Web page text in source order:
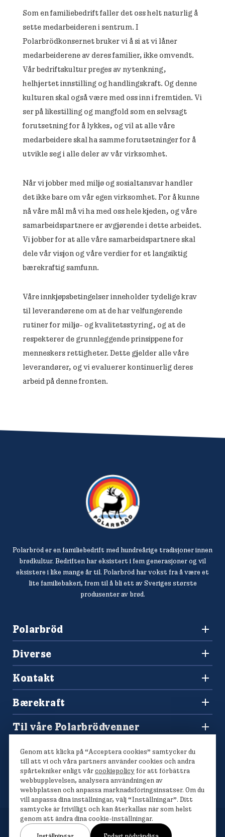
Som en familiebedrift faller det oss helt naturlig å
sette medarbeideren i sentrum. I
Polarbrödkonsernet bruker vi å si at vi låner
medarbeiderene av deres familier, ikke omvendt.
Vår bedriftskultur preges av nytenkning,
helhjertet innstilling og handlingskraft. Og denne
kulturen skal også være med oss inn i fremtiden. Vi
ser på likestilling og mangfold som en selvsagt
forutsetning for å lykkes, og vil at alle våre
medarbeidere skal ha samme forutsetninger for å
utvikle seg i alle deler av vår virksomhet.
Når vi jobber med miljø og sosialtansvar handler
det ikke bare om vår egen virksomhet. For å kunne
nå våre mål må vi ha med oss hele kjeden, og våre
samarbeidspartnere er avgjørende i dette arbeidet.
Vi jobber for at alle våre samarbeidspartnere skal
dele vår visjon og våre verdier for et langsiktig
bærekraftig samfunn.
Våre innkjøpsbetingelser inneholder tydelige krav
til leverandørene om at de har velfungerende
rutiner for miljø- og kvalitetsstyring, og at de
respekterer de grunnleggende prinsippene for
menneskers rettigheter. Dette gjelder alle våre
leverandører, og vi evaluerer kontinuerlig deres
arbeid på denne fronten.
Polarbröd er en familiebedrift med hundreårige tradisjoner innen
brødkultur. Bedriften har eksistert i fem generasjoner og vil
eksistere i like mange år til. Polarbröd har vokst fra å være et
lite familiebakeri, frem til å bli ett av Sveriges største
produsenter av brød.
Polarbröd
+47 477 00 266
salg@finkrogh.no
Diverse
Våre brød
Kontakt
Spørsmål og svar
Bærekraft
Polarmetoden
Til våre Polarbrödvenner
Konkurranser
Genom att klicka på “Acceptera cookies” samtycker du
till att vi och våra partners använder cookies och andra
spårtekniker enligt vårcookiepolicyför att förbättra
webbupplevelsen, analysera användningen av
webbplatsen och anpassa marknadsföringsinsatser. Om du
vill anpassa dina inställningar, välj “Inställningar”. Ditt
samtycke är frivilligt och kan återkallas när som helst
genom att ändra dina cookie-inställningar.